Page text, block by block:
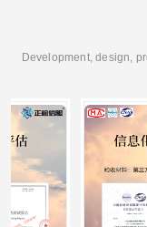
Development, design,